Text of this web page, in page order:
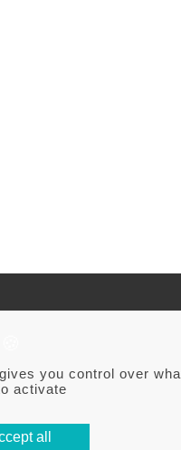
you control over
activate
all